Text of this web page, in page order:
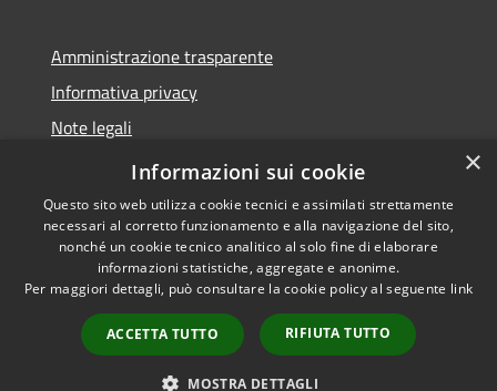
Amministrazione trasparente
Informativa privacy
Note legali
Dichiarazione di accessibilità 2025
Accessibilità
Copyright © 2026 • Comune di
Osio Sotto • Powered by
Municipium•
Accesso
redazione
×
Informazioni sui cookie
Questo sito web utilizza cookie tecnici e assimilati strettamente
necessari al corretto funzionamento e alla navigazione del sito,
nonché un cookie tecnico analitico al solo fine di elaborare
informazioni statistiche, aggregate e anonime.
Per maggiori dettagli, può consultare la cookie policy al seguente link
ACCETTA TUTTO RIFIUTA TUTTO
MOSTRA DETTAGLI